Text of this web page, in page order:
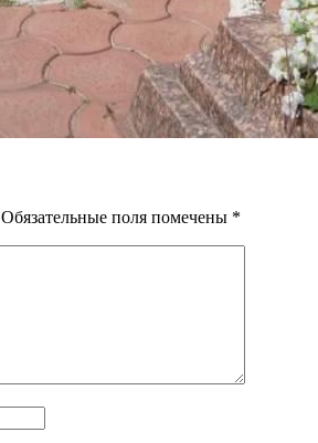
Обязательные поля помечены *